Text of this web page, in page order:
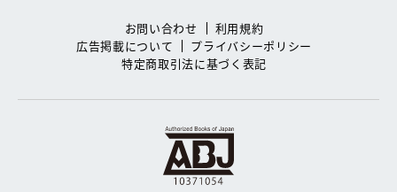
お問い合わせ
利用規約
広告掲載について
プライバシーポリシー
特定商取引法に基づく表記